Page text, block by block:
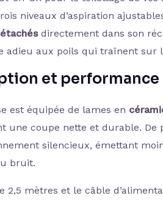
niveaux d’aspiration
directement dans son
adieu aux poils qui traînent sur
et performance
est équipée de lames en
une coupe nette et durable. De
silencieux, émettant
bruit.
2,5 mètres et le câble